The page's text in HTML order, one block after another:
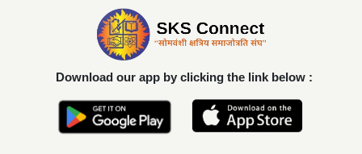
दिलीप हरीचंद्र वर्तक चटाळे यांचे एलएलबी परीक्षेत
यश
Achievements
कु. आलाप किशोर सावे, आपल्या अथक परिश्रम व
गुणवत्तेवर यशस्वीर...
Achievements
Download our app by clicking the link below :